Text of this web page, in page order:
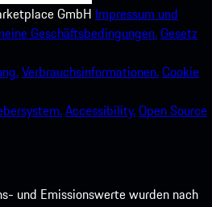
GmbH Impressum und
Geschäftsbedingungen.Gesetz
Verbrauchsinformationen.Cookie
Accessibility.Open Source
und Emissionswerte wurden nach